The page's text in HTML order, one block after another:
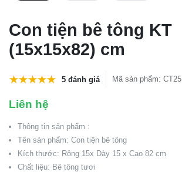
Con tiện bê tông KT
(15x15x82) cm
5 đánh giá Mã sản phẩm: CT25
Liên hệ
Thông tin sản phẩm :
Tên sản phẩm: Con tiện bê tông
Kích thước: Rộng 15x Dày 15 x Cao 82 cm
Chất liệu: Bê tông tươi